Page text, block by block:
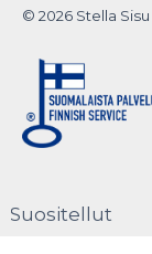
© 2026 Stella